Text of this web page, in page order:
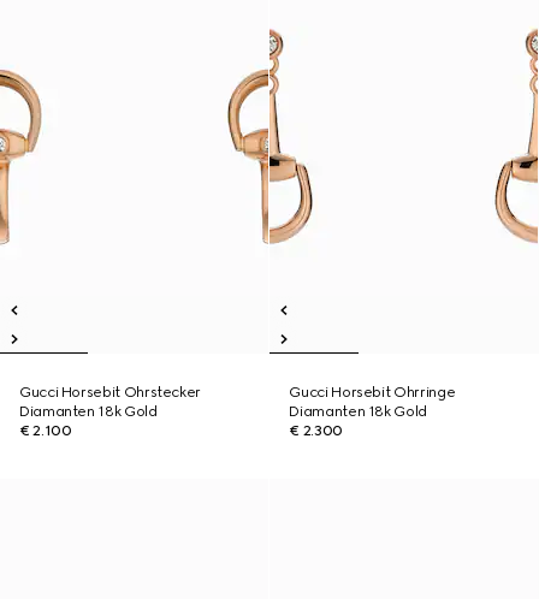
Gucci Horsebit Ohrstecker
Diamanten 18k Gold
€ 2.100
Gucci Horsebit Ohrringe
Diamanten 18k Gold
€ 2.300